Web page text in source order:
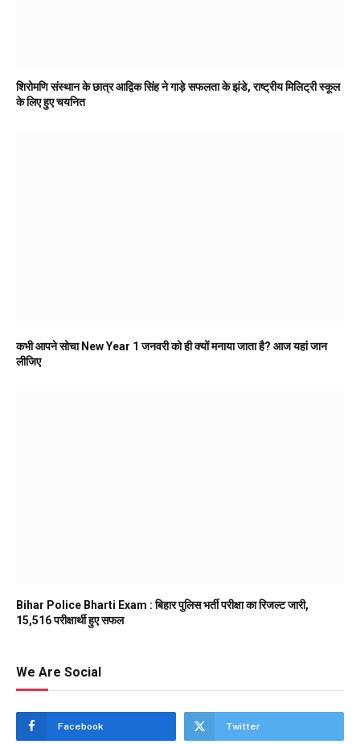
शिरोमणि संस्थान के छात्र आद्विक सिंह ने गाड़े सफलता के झंडे, राष्ट्रीय मिलिट्री स्कूल
के लिए हुए चयनित
कभी आपने सोचा New Year 1 जनवरी को ही क्यों मनाया जाता है? आज यहां जान
लीजिए
Bihar Police Bharti Exam : बिहार पुलिस भर्ती परीक्षा का रिजल्ट जारी,
15,516 परीक्षार्थी हुए सफल
We Are Social
Facebook Twitter